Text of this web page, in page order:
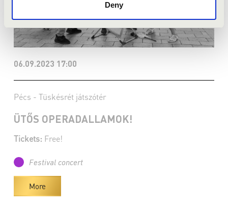
Deny
06.09.2023 17:00
Pécs - Tüskésrét játszótér
ÜTŐS OPERADALLAMOK!
Tickets: Free!
Festival concert
More